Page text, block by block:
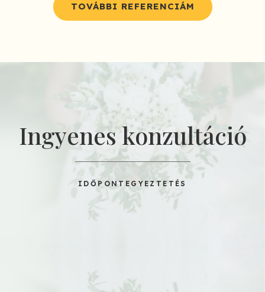
TOVÁBBI REFERENCIÁM
Ingyenes konzultáció
IDŐPONTEGYEZTETÉS